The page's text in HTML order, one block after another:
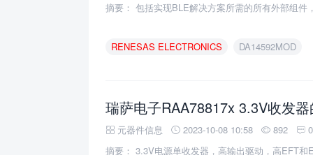
摘要： 包括实现BLE解决方案所需的所有外部组件
RENESAS ELECTRONICS DA14592MOD
瑞萨电子RAA78817x 3.3V收发
元器件信息 2023-10-08 10:58 892
摘要： 3.3V电源单收发器，高输出驱动，高EFT和